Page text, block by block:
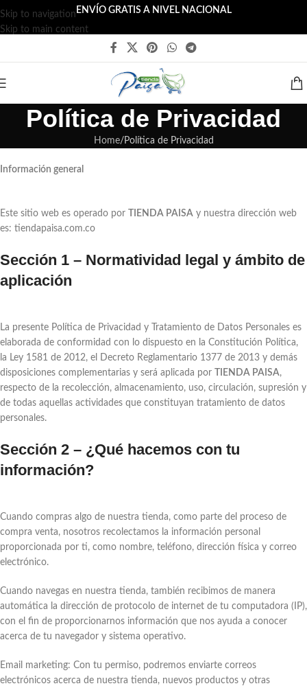
Skip to navigation
Skip to main content
ENVÍO GRATIS A NIVEL NACIONAL
Política de Privacidad
Home Política de Privacidad
Información general
Este sitio web es operado por TIENDA PAISA y nuestra dirección web
es: tiendapaisa.com.co
Sección 1 – Normatividad legal y ámbito de
aplicación
La presente Política de Privacidad y Tratamiento de Datos Personales es
elaborada de conformidad con lo dispuesto en la Constitución Política,
la Ley 1581 de 2012, el Decreto Reglamentario 1377 de 2013 y demás
disposiciones complementarias y será aplicada por
TIENDA PAISA,
respecto de la recolección, almacenamiento, uso, circulación, supresión y
de todas aquellas actividades que constituyan tratamiento de datos
personales.
Sección 2 – ¿Qué hacemos con tu
información?
Cuando compras algo de nuestra tienda, como parte del proceso de
compra venta, nosotros recolectamos la información personal
proporcionada por ti, como nombre, teléfono, dirección física y correo
electrónico.
Cuando navegas en nuestra tienda, también recibimos de manera
automática la dirección de protocolo de internet de tu computadora (IP),
con el fin de proporcionarnos información que nos ayuda a conocer
acerca de tu navegador y sistema operativo.
Email marketing: Con tu permiso, podremos enviarte correos
electrónicos acerca de nuestra tienda, nuevos productos y otras